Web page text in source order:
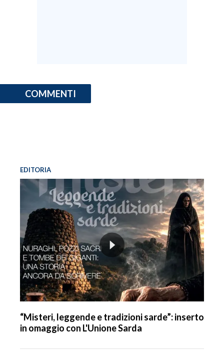
COMMENTI
EDITORIA
“Misteri, leggende e tradizioni sarde”: inserto
in omaggio con L'Unione Sarda